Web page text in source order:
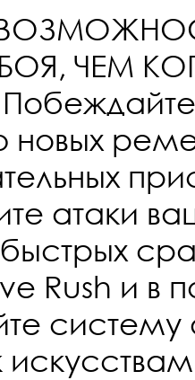
ЧЕМ
атаки
Rush и в
искусствам